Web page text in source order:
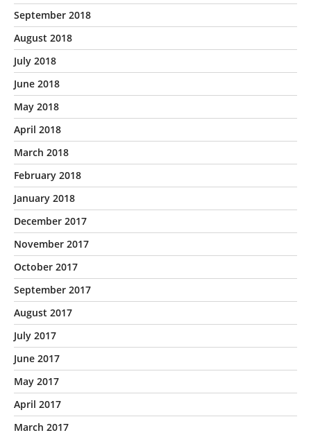
September 2018
August 2018
July 2018
June 2018
May 2018
April 2018
March 2018
February 2018
January 2018
December 2017
November 2017
October 2017
September 2017
August 2017
July 2017
June 2017
May 2017
April 2017
March 2017